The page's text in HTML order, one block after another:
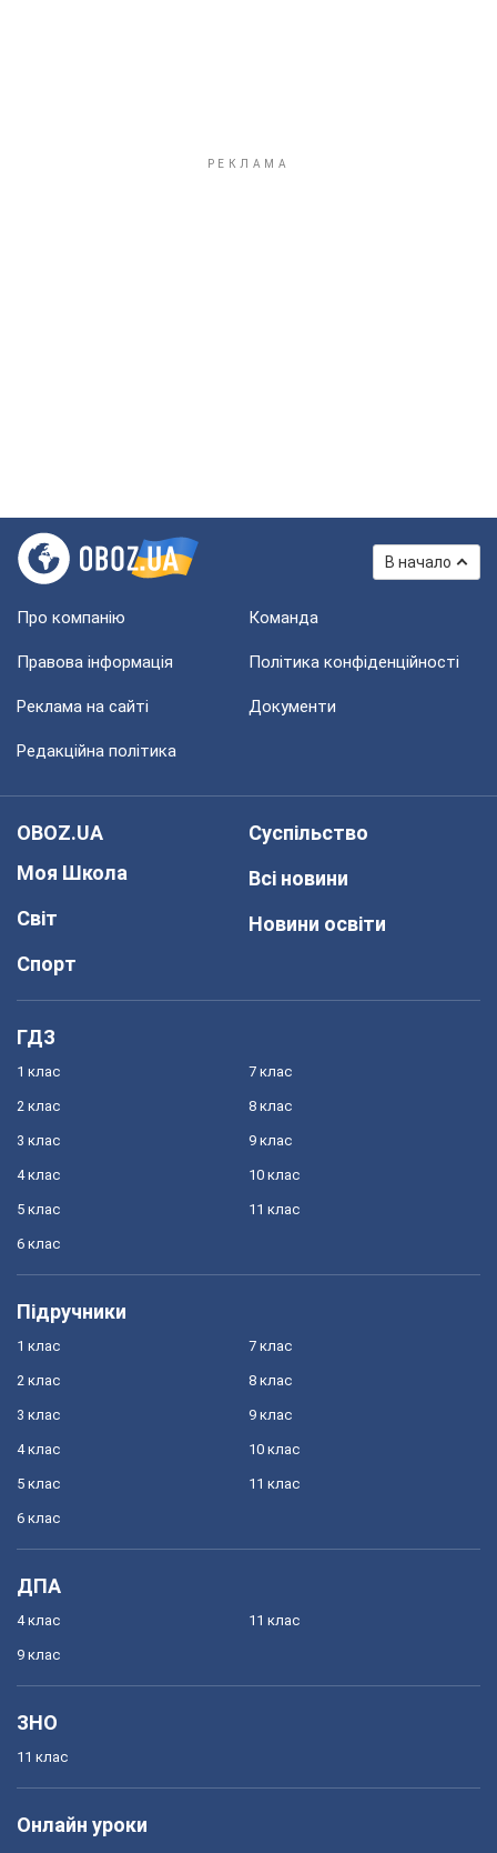
В начало
Про компанію Команда
Правова інформація Політика конфіденційності
Реклама на сайті Документи
Редакційна політика
OBOZ.UA
Моя Школа
Світ
Спорт
Суспільство
Всі новини
Новини освіти
ГДЗ
1 клас
2 клас
3 клас
4 клас
5 клас
6 клас
7 клас
8 клас
9 клас
10 клас
11 клас
Підручники
1 клас
2 клас
3 клас
4 клас
5 клас
6 клас
7 клас
8 клас
9 клас
10 клас
11 клас
ДПА
4 клас
9 клас
11 клас
ЗНО
11 клас
Онлайн уроки